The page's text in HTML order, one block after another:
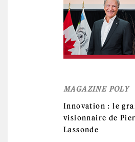
MAGAZINE POLY
Innovation : le
visionnaire de
Lassonde